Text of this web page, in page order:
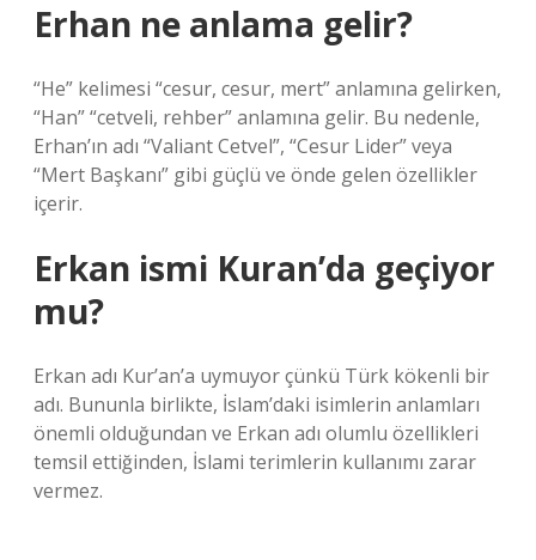
Erhan ne anlama gelir?
“He” kelimesi “cesur, cesur, mert” anlamına gelirken,
“Han” “cetveli, rehber” anlamına gelir. Bu nedenle,
Erhan’ın adı “Valiant Cetvel”, “Cesur Lider” veya
“Mert Başkanı” gibi güçlü ve önde gelen özellikler
içerir.
Erkan ismi Kuran’da geçiyor
mu?
Erkan adı Kur’an’a uymuyor çünkü Türk kökenli bir
adı. Bununla birlikte, İslam’daki isimlerin anlamları
önemli olduğundan ve Erkan adı olumlu özellikleri
temsil ettiğinden, İslami terimlerin kullanımı zarar
vermez.